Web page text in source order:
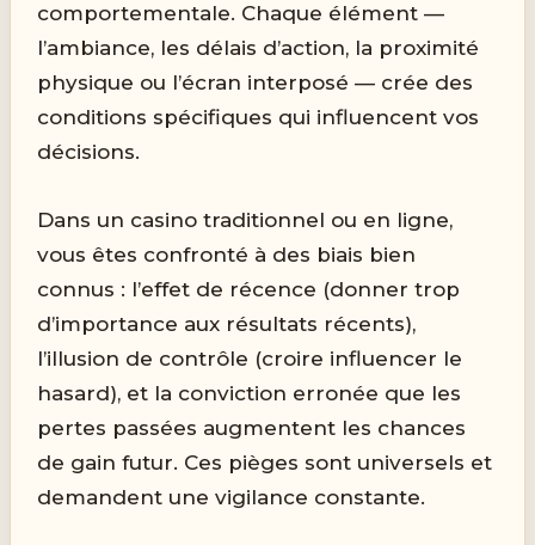
comportementale. Chaque élément —
l’ambiance, les délais d’action, la proximité
physique ou l’écran interposé — crée des
conditions spécifiques qui influencent vos
décisions.
Dans un casino traditionnel ou en ligne,
vous êtes confronté à des biais bien
connus : l’effet de récence (donner trop
d’importance aux résultats récents),
l’illusion de contrôle (croire influencer le
hasard), et la conviction erronée que les
pertes passées augmentent les chances
de gain futur. Ces pièges sont universels et
demandent une vigilance constante.